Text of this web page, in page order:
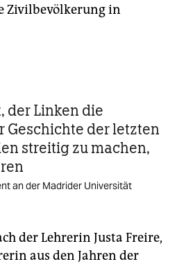
Zivilbevölkerung in
der Linken die
der letzten
streitig zu machen,
an der Madrider Universität
der Lehrerin Justa Freire,
aus den Jahren der